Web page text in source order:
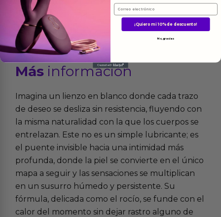
Más informacion
Imagina un lienzo en blanco donde cada trazo
de deseo se desliza sin resistencia, fluyendo con
la misma naturalidad con la que los cuerpos se
entrelazan. Este no es un simple lubricante; es
el puente invisible hacia una intimidad más
profunda, donde la piel se convierte en el único
mapa a seguir y las sensaciones se multiplican
en un susurro húmedo y persistente. Su
fórmula, delicada como el rocío, se funde con el
calor del momento sin dejar rastro alguno de
Email
¡Quiero mi 10% de descuento!
No, gracias